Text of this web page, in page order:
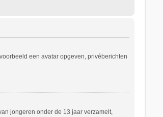
een avatar opgeven, privéberichten
jongeren onder de 13 jaar verzamelt,